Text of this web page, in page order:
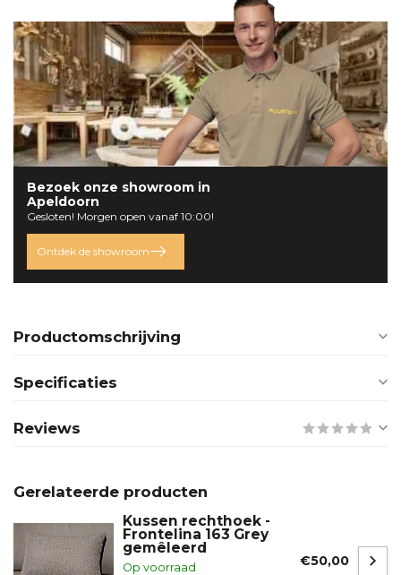
Bezoek onze showroom in
Apeldoorn
Gesloten! Morgen open vanaf 10:00!
Ontdek de showroom
Productomschrijving
Specificaties
Reviews
Gerelateerde producten
Kussen rechthoek -
Frontelina 163 Grey
gemêleerd
Op voorraad
€50,00